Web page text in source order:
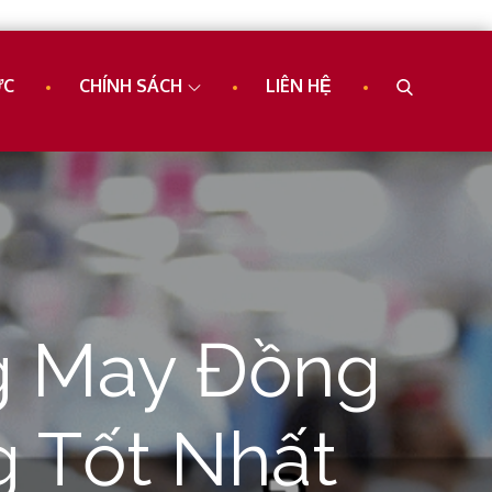
CHÍNH SÁCH LIÊN HỆ
May Đồng
Tốt Nhất